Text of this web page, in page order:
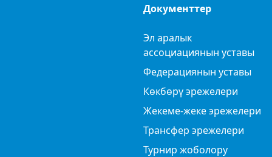
Документтер
Эл аралык
ассоциациянын уставы
Федерациянын уставы
Көкбөрү эрежелери
Жекеме-жеке эрежелери
Трансфер эрежелери
Турнир жоболору